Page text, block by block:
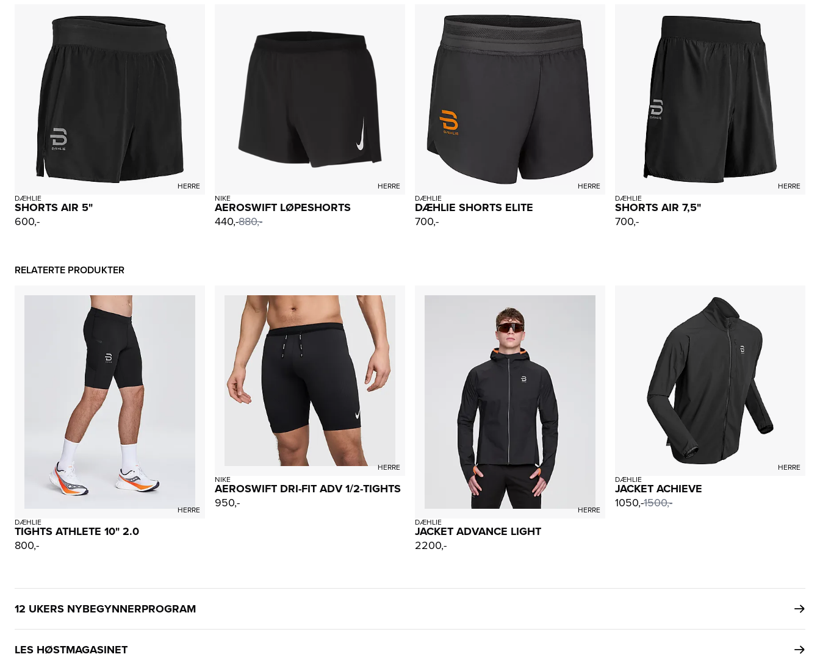
HERRE
DÆHLIE
SHORTS AIR 5"
600,-
HERRE
NIKE
AEROSWIFT LØPESHORTS
440,-880,-
HERRE
DÆHLIE
DÆHLIE SHORTS ELITE
700,-
HERRE
DÆHLIE
SHORTS AIR 7,5"
700,-
RELATERTE PRODUKTER
HERRE
DÆHLIE
TIGHTS ATHLETE 10" 2.0
800,-
HERRE
NIKE
AEROSWIFT DRI-FIT ADV 1/2-TIGHTS
950,-
HERRE
DÆHLIE
JACKET ADVANCE LIGHT
2200,-
HERRE
DÆHLIE
JACKET ACHIEVE
1050,-1500,-
12 UKERS NYBEGYNNERPROGRAM
LES HØSTMAGASINET